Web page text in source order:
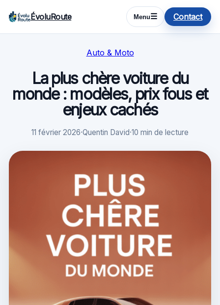
ÉvoluRoute Menu☰ Contact
Auto & Moto
La plus chère voiture du
monde : modèles, prix fous et
enjeux cachés
11 février 2026·Quentin David·10 min de lecture